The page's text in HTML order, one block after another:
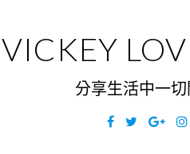
content
VICKEY
分享生活中一
Facebook
Twitter